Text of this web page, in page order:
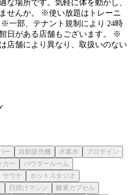
な場所です。気軽に体を動かし、
せんか。 ※使い放題はトレーニ
一部、テナント規制により 24時
日がある店舗もございます。 ※
店舗により異なり、取扱いのない